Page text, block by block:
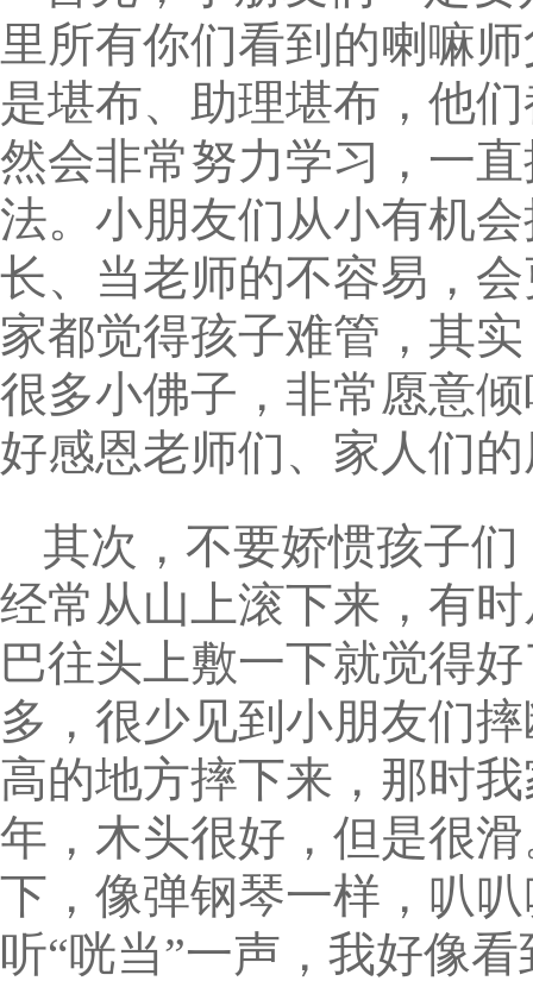
里所有你们看到的喇嘛
是堪布、助理堪布，他
然会非常努力学习，一
法。小朋友们从小有机
长、当老师的不容易，
家都觉得孩子难管，其
很多小佛子，非常愿意
好感恩老师们、家人们
其次，不要娇惯孩子
经常从山上滚下来，有
巴往头上敷一下就觉得
多，很少见到小朋友们
高的地方摔下来，那时
年，木头很好，但是很
下，像弹钢琴一样，叭
听“咣当”一声，我好像